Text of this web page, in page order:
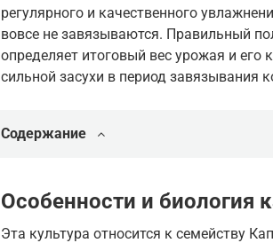
регулярного и качественного
вовсе не завязываются. Правильный
определяет итоговый вес урожая и его
сильной засухи в период завязывания
Содержание
Особенности и биология
Эта культура относится к семейству